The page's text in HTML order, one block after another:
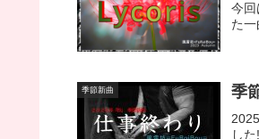
今
た一
季節新曲 季
し